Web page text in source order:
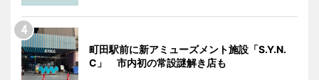
町田駅前に新アミューズメント施設「S.Y.N.
C」 市内初の常設謎解き店も